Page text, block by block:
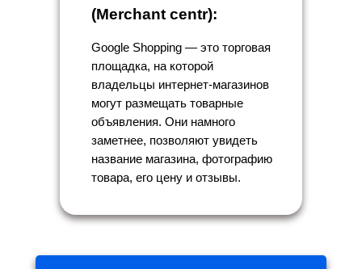
(Merchant centr):
Google Shopping — это торговая
площадка, на которой
владельцы интернет-магазинов
могут размещать товарные
объявления. Они намного
заметнее, позволяют увидеть
название магазина, фотографию
товара, его цену и отзывы.